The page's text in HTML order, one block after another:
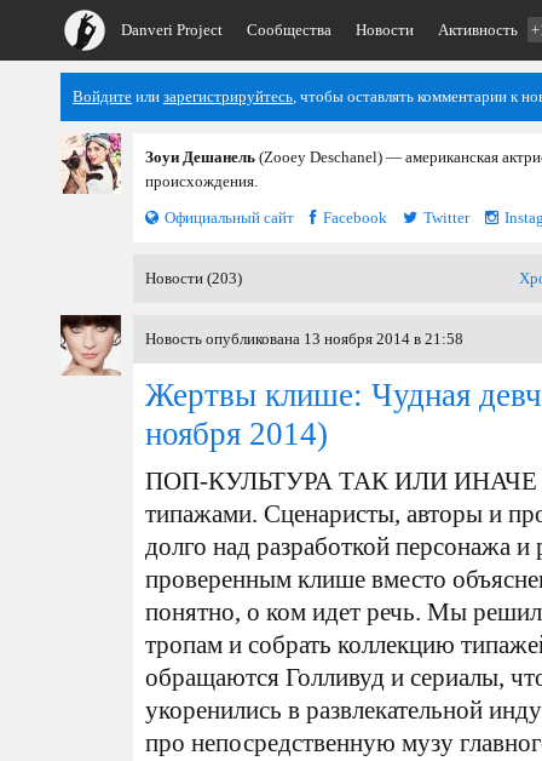
Danveri Project Сообщества Новости Активность
Войдите или зарегистрируйтесь, чтобы оставлять комментарии к
Зоуи Дешанель (Zooey Deschanel) — американская
происхождения.
Официальный сайт
Facebook Twitter
Новости (203)
Новость опубликована 13 ноября 2014 в 21:58
Жертвы клише: Чудная
ноября 2014)
ПОП-КУЛЬТУРА ТАК ИЛИ ИНАЧЕ
типажами. Сценаристы, авторы и
долго над разработкой персонажа
проверенным клише вместо
понятно, о ком идет речь. Мы
тропам и собрать коллекцию
обращаются Голливуд и сериалы,
укоренились в развлекательной
про непосредственную музу